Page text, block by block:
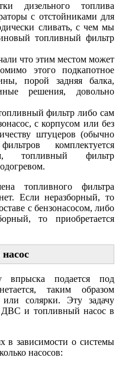
дизельного топлива
с отстойниками для
сливать, с чем мы
топливный фильтр
что этим местом может
этого подкапотное
порой задняя балка,
решения, довольно
фильтр либо сам
с корпусом или без
штуцеров (обычно
комплектуется
топливный фильтр
топливного фильтра
Если неразборный, то
с бензонасосом, либо
то приобретается
впрыска подается под
таким образом
или солярки. Эту задачу
ДВС и топливный насос в
в зависимости о системы
насосов: